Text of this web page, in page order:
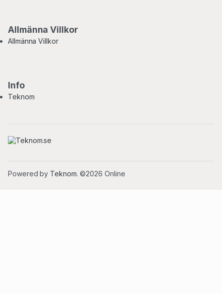
Allmänna Villkor
Allmänna Villkor
Info
Teknom
Powered by Teknom. ©2026 Online